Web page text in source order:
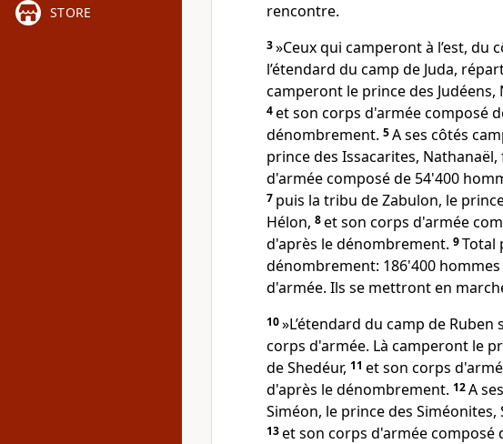
STORE
rencontre.
3»Ceux qui camperont à l’est, du
l’étendard du camp de Juda,
camperont le prince des
4et son corps d'armée composé
dénombrement. 5A ses côtés
prince des Issacarites, Nathanaël,
d'armée composé de 54'400
7 puis la tribu de Zabulon, le
Hélon, 8et son corps d'armée
d'après le dénombrement. 9Total
dénombrement: 186'400
d'armée. Ils se mettront en
10»L’étendard du camp de
corps d'armée. Là camperont le
de Shedéur, 11 et son corps
d'après le dénombrement. 12A
Siméon, le prince des
13et son corps d'armée composé